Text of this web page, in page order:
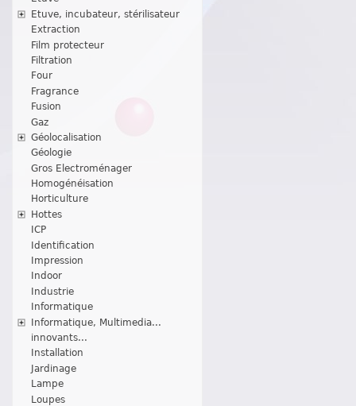
Etuve, incubateur, stérilisateur
Extraction
Film protecteur
Filtration
Four
Fragrance
Fusion
Gaz
Géolocalisation
Géologie
Gros Electroménager
Homogénéisation
Horticulture
Hottes
ICP
Identification
Impression
Indoor
Industrie
Informatique
Informatique, Multimedia...
innovants...
Installation
Jardinage
Lampe
Loupes